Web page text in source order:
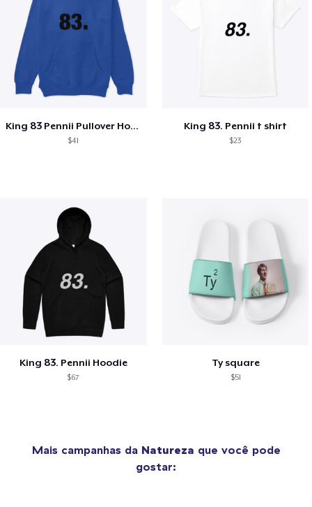
King 83 Pennii Pullover Hoodie
$41
King 83. Pennii t shirt
$23
King 83. Pennii Hoodie
$67
Ty square
$51
Mais campanhas da Natureza que você pode
gostar: